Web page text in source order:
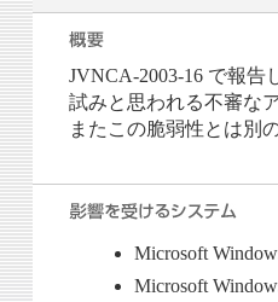
JVNCA-2003-16 で報告
試みと思われる不審な
またこの脆弱性とは別
Microsoft
Microsoft